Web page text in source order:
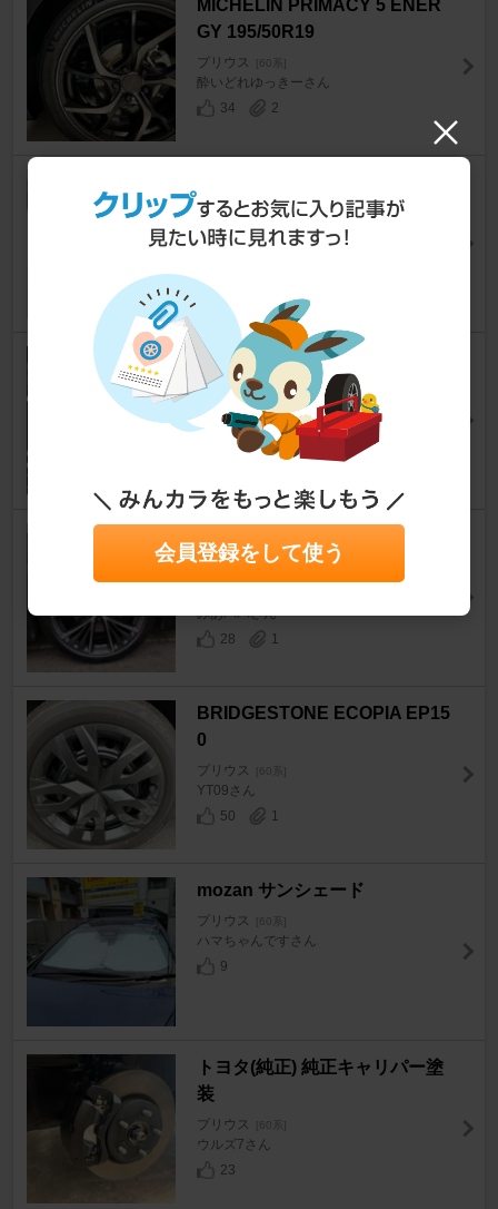
MICHELIN PRIMACY 5 ENER
GY 195/50R19
プリウス [60系]
酔いどれゆっきーさん
34
2
プリウス [60系]
オーバークレストさん
YOKOHAMA ADVAN dB V553
195/50R19
プリウス [60系]
Spinnaker2webさん
0
MICHELIN PRIMACY 5 ENER
GY
みあパパさん
28
1
BRIDGESTONE ECOPIA EP15
0
プリウス [60系]
YT09さん
50
1
mozan サンシェード
プリウス [60系]
ハマちゃんですさん
9
トヨタ(純正) 純正キャリパー塗
装
プリウス [60系]
ウルズ7さん
23
会員登録をして使う